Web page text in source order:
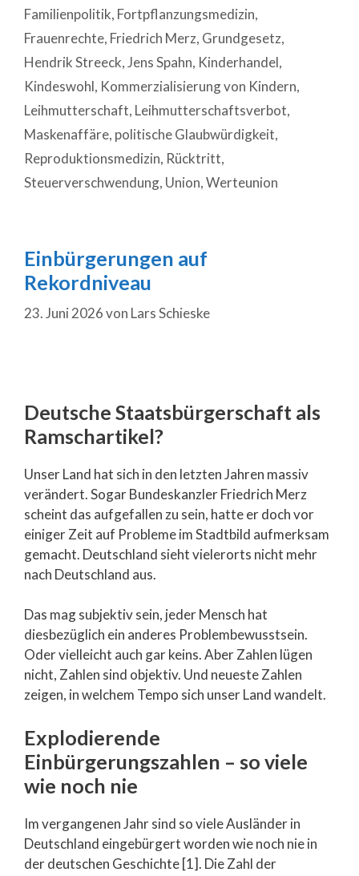
Familienpolitik, Fortpflanzungsmedizin,
Frauenrechte, Friedrich Merz, Grundgesetz,
Hendrik Streeck,Jens Spahn, Kinderhandel,
Kindeswohl, Kommerzialisierung von Kindern,
Leihmutterschaft, Leihmutterschaftsverbot,
Maskenaffäre, politische Glaubwürdigkeit,
Reproduktionsmedizin, Rücktritt,
Steuerverschwendung, Union,Werteunion
Einbürgerungen auf
Rekordniveau
23. Juni 2026von Lars Schieske
Deutsche Staatsbürgerschaft als
Ramschartikel?
Unser Land hat sich in den letzten Jahren massiv
verändert. Sogar Bundeskanzler Friedrich Merz
scheint das aufgefallen zu sein, hatte er doch vor
einiger Zeit auf Probleme im Stadtbild aufmerksam
gemacht. Deutschland sieht vielerorts nicht mehr
nach Deutschland aus.
Das mag subjektiv sein, jeder Mensch hat
diesbezüglich ein anderes Problembewusstsein.
Oder vielleicht auch gar keins. Aber Zahlen lügen
nicht, Zahlen sind objektiv. Und neueste Zahlen
zeigen, in welchem Tempo sich unser Land wandelt.
Explodierende
Einbürgerungszahlen – so viele
wie noch nie
Im vergangenen Jahr sind so viele Ausländer in
Deutschland eingebürgert worden wie noch nie in
der deutschen Geschichte [1]. Die Zahl der